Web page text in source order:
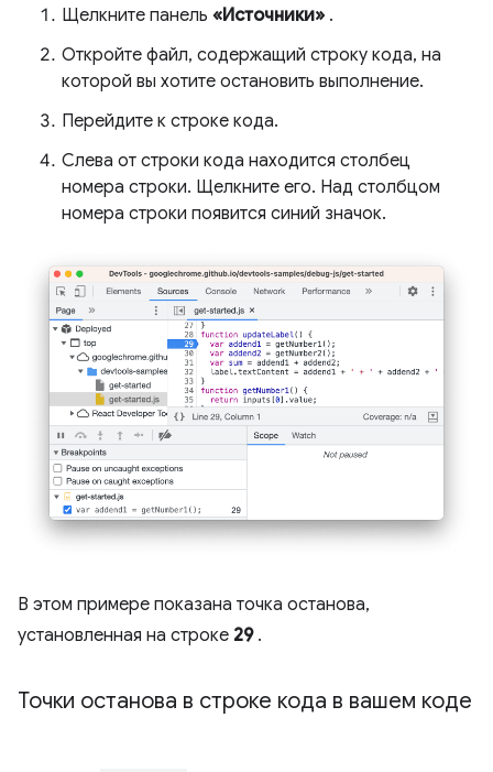
Щелкните панель «Источники» .
Откройте файл, содержащий строку кода, на
которой вы хотите остановить выполнение.
Перейдите к строке кода.
Слева от строки кода находится столбец
номера строки. Щелкните его. Над столбцом
номера строки появится синий значок.
В этом примере показана точка останова,
установленная на строке 29.
Точки останова в строке кода в вашем коде